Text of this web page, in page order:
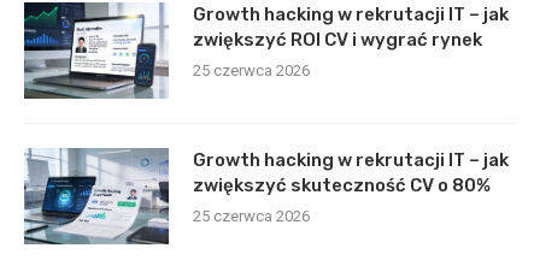
Growth hacking w rekrutacji IT – jak
zwiększyć ROI CV i wygrać rynek
25 czerwca 2026
Growth hacking w rekrutacji IT – jak
zwiększyć skuteczność CV o 80%
25 czerwca 2026